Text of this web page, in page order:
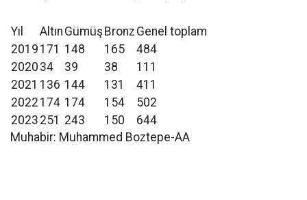
Yıl Altın Gümüş Bronz Genel toplam
2019 171 148 165
484
2020 34 39 38
111
2021 136 144 131
411
2022 174 174 154
502
2023 251 243 150
644
Muhabir: Muhammed Boztepe-AA